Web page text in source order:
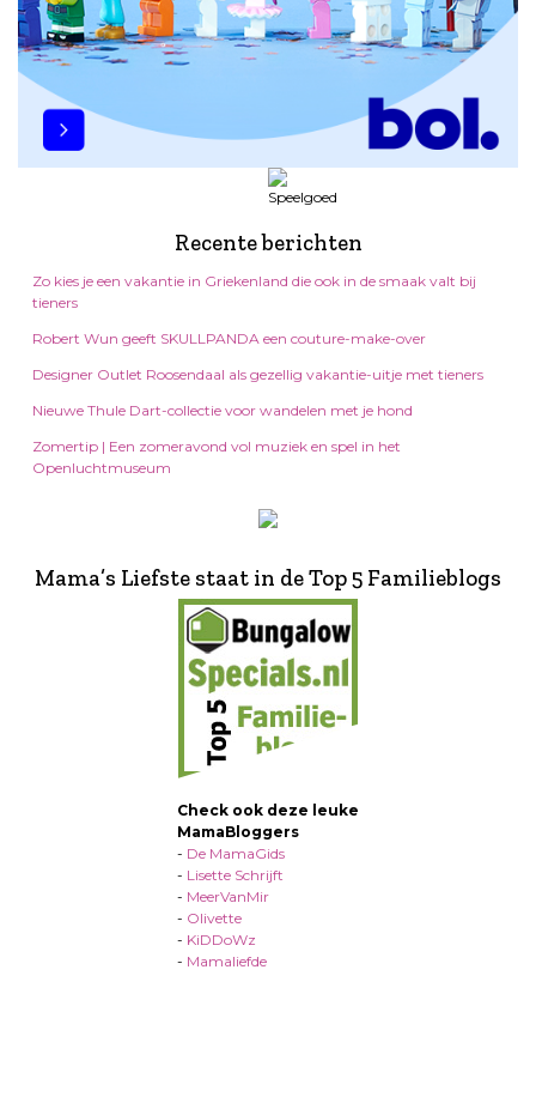
Recente berichten
Zo kies je een vakantie in Griekenland die ook in de smaak valt bij
tieners
Robert Wun geeft SKULLPANDA een couture-make-over
Designer Outlet Roosendaal als gezellig vakantie-uitje met tieners
Nieuwe Thule Dart-collectie voor wandelen met je hond
Zomertip | Een zomeravond vol muziek en spel in het
Openluchtmuseum
Mama’s Liefste staat in de Top 5 Familieblogs
Check ook deze leuke
MamaBloggers
- De MamaGids
- Lisette Schrijft
- MeerVanMir
- Olivette
- KiDDoWz
- Mamaliefde